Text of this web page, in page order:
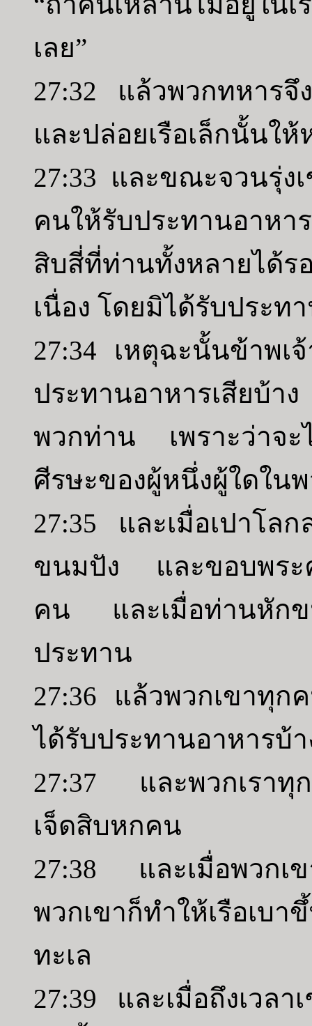
เลย”
27:32 แล้วพวกทหารจึ
และปล่อยเรือเล็กนั้นใ
27:33 และขณะจวนรุ่ง
คนให้รับประทานอาห
สิบสี่ที่ท่านทั้งหลายได้ร
เนื่อง โดยมิได้รับประท
27:34 เหตุฉะนั้นข้าพเ
ประทานอาหารเสียบ้
พวกท่าน เพราะว่าจะ
ศีรษะของผู้หนึ่งผู้ใดใน
27:35 และเมื่อเปาโล
ขนมปัง และขอบพระ
คน และเมื่อท่านหัก
ประทาน
27:36 แล้วพวกเขาทุก
ได้รับประทานอาหารบ้
27:37 และพวกเราทุก
เจ็ดสิบหกคน
27:38 และเมื่อพวกเข
พวกเขาก็ทำให้เรือเบ
ทะเล
27:39 และเมื่อถึงเวล